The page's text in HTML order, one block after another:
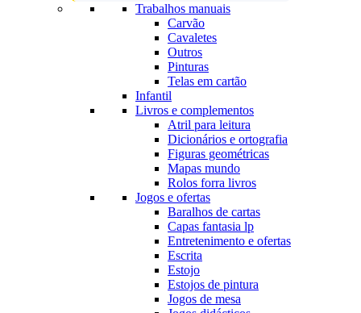
Trabalhos manuais
Carvão
Cavaletes
Outros
Pinturas
Telas em cartão
Infantil
Livros e complementos
Atril para leitura
Dicionários e ortografia
Figuras geométricas
Mapas mundo
Rolos forra livros
Jogos e ofertas
Baralhos de cartas
Capas fantasia lp
Entretenimento e ofertas
Escrita
Estojo
Estojos de pintura
Jogos de mesa